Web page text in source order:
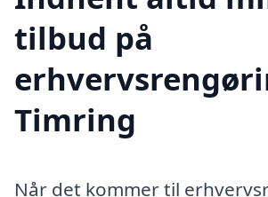
tilbud på
Timring
Når det kommer til